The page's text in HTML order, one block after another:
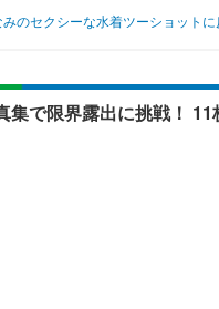
ショッピング
エンタメTOP
音楽
ライフTOP
ペット
のセクシーな水着ツーショットに
集で限界露出に挑戦！